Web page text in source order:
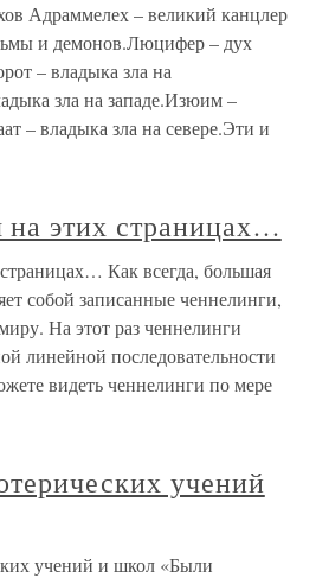
Адраммелех – великий канцлер
и демонов.Люцифер – дух
– владыка зла на
зла на западе.Изюим –
– владыка зла на севере.Эти и
на этих страницах…
Как всегда, большая
собой записанные ченнелинги,
На этот раз ченнелинги
линейной последовательности
видеть ченнелинги по мере
учений
учений и школ «Были